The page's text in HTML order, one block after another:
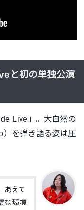
と初の単独公演
Live」。大自然の
）を弾き語る姿は圧
あえて
な環境